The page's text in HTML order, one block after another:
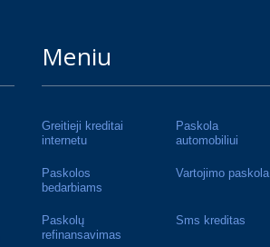
Meniu
Greitieji kreditai
internetu
Paskola
automobiliui
Paskolos
bedarbiams
Vartojimo paskola
Paskolų
refinansavimas
Sms kreditas